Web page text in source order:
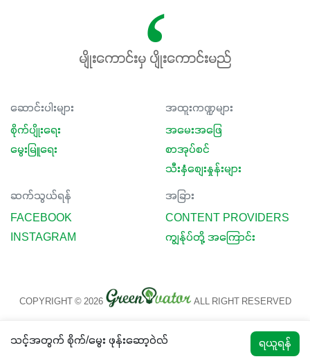
မျိုးကောင်းမှ ပျိုးကောင်းမည်
ဆောင်းပါးများ
စိုက်ပျိုးရေး
မွေးမြူရေး
အထူးကဏ္ဍများ
အမေးအဖြေ
စာအုပ်စင်
သီးနှံစျေးနှုန်းများ
ဆက်သွယ်ရန်
FACEBOOK
INSTAGRAM
အခြား
CONTENT PROVIDERS
ကျွန်ုပ်တို့ အကြောင်း
COPYRIGHT © 2026 ALL RIGHT RESERVED
သင့်အတွက် စိုက်/မွေး ဖုန်းဆော့ဝဲလ် ရယူရန်